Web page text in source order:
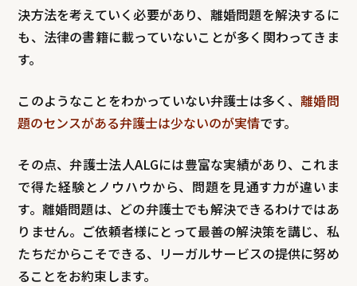
決方法を考えていく必要があり、離婚問題を解決するに
も、法律の書籍に載っていないことが多く関わってきま
す。
このようなことをわかっていない弁護士は多く、離婚問
題のセンスがある弁護士は少ないのが実情です。
その点、弁護士法人ALGには豊富な実績があり、これま
で得た経験とノウハウから、問題を見通す力が違いま
す。離婚問題は、どの弁護士でも解決できるわけではあ
りません。ご依頼者様にとって最善の解決策を講じ、私
たちだからこそできる、リーガルサービスの提供に努め
ることをお約束します。